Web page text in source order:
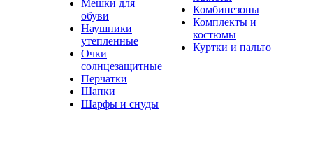
Мешки для
обуви
Наушники
утепленные
Очки
солнцезащитные
Перчатки
Шапки
Шарфы и снуды
Комбинезоны
Комплекты и
костюмы
Куртки и пальто